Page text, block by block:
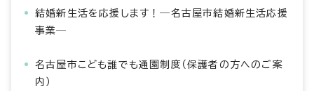
結婚新生活を応援します！―名古屋市結婚新生活応援
事業―
名古屋市こども誰でも通園制度（保護者の方へのご案
内）